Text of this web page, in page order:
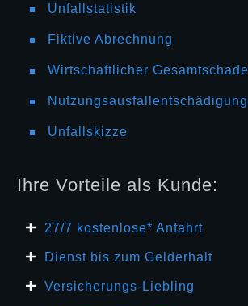
Unfallstatistik
Fiktive Abrechnung
Wirtschaftlicher
Nutzungsausfallentschädigung
Unfallskizze
Ihre Vorteile als Kunde:
27/7 kosten lose* Anfahrt
Dienst bis zum Gelderhalt
Versicherungs-Liebling